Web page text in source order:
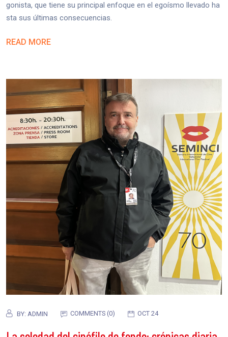
gonista, que tiene su principal enfoque en el egoísmo llevado ha
sta sus últimas consecuencias.
READ MORE
BY: ADMIN COMMENTS (0) OCT 24